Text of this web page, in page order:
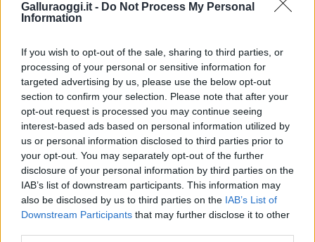
Galluraoggi.it - Do Not Process My Personal
Information
If you wish to opt-out of the sale, sharing to third parties, or
processing of your personal or sensitive information for
targeted advertising by us, please use the below opt-out
section to confirm your selection. Please note that after your
opt-out request is processed you may continue seeing
interest-based ads based on personal information utilized by
us or personal information disclosed to third parties prior to
your opt-out. You may separately opt-out of the further
disclosure of your personal information by third parties on the
IAB’s list of downstream participants. This information may
also be disclosed by us to third parties on the IAB’s List of
Downstream Participants that may further disclose it to other
Puoi abbonarti asoli € 1,10 al mese
cliccandoqui
Sei già abbonato?
Puoi effettuare l'accesso andando nella
sezioneLogindal menù del sito o
cliccandoqui